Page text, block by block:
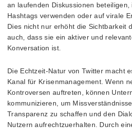
an laufenden Diskussionen
Hashtags verwenden oder auf virale
Dies nicht nur erhöht die Sichtbarkeit
auch, dass sie ein aktiver und
Konversation ist.
Die Echtzeit-Natur von Twitter macht
Kanal für Krisenmanagement. Wenn
Kontroversen auftreten, können
kommunizieren, um
Transparenz zu schaffen und den
Nutzern aufrechtzuerhalten. Durch